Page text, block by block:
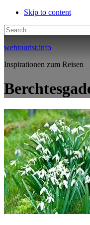
Skip to content
Search
webtourist.info
Inspirationen zum Reisen